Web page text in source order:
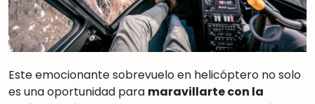
Este emocionante sobrevuelo en helicóptero no solo
es una oportunidad para maravillarte con la